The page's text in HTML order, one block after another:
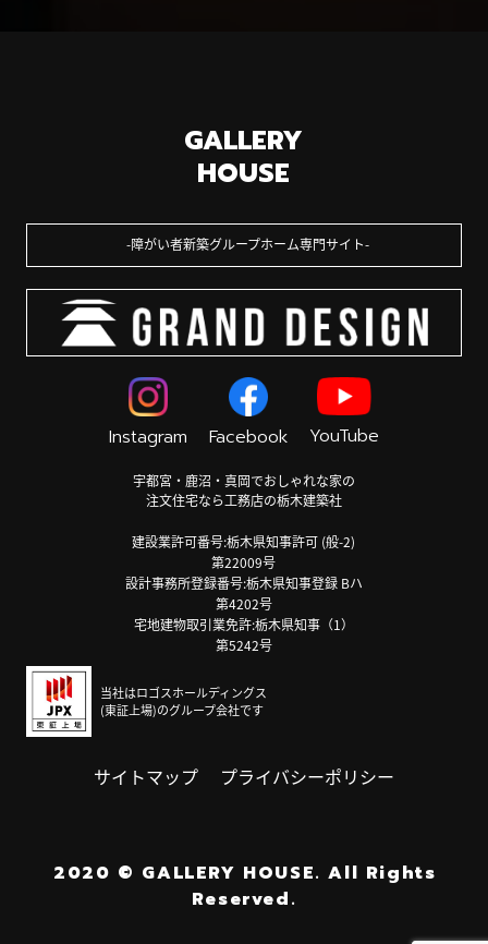
GALLERY
HOUSE
障がい者新築グループホーム専門サイト
Instagram Facebook YouTube
宇都宮・鹿沼・真岡でおしゃれな家の
注文住宅なら工務店の栃木建築社
建設業許可番号:栃木県知事許可 (般-2)
第22009号
設計事務所登録番号:栃木県知事登録 Bハ
第4202号
宅地建物取引業免許:栃木県知事（1）
第5242号
当社はロゴスホールディングス
(東証上場)のグループ会社です
サイトマップ プライバシーポリシー
2020 © GALLERY HOUSE. All Rights
Reserved.